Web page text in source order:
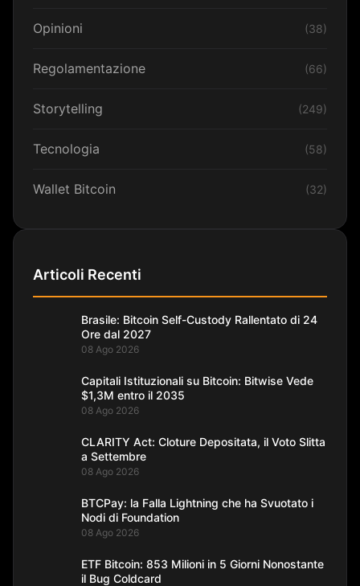
Opinioni (38)
Regolamentazione (66)
Storytelling (249)
Tecnologia (58)
Wallet Bitcoin (32)
Articoli Recenti
Brasile: Bitcoin Self-Custody Rallentato di 24
Ore dal 2027
08 Ago 2026
Capitali Istituzionali su Bitcoin: Bitwise Vede
$1,3M entro il 2035
08 Ago 2026
CLARITY Act: Cloture Depositata, il Voto Slitta
a Settembre
08 Ago 2026
BTCPay: la Falla Lightning che ha Svuotato i
Nodi di Foundation
08 Ago 2026
ETF Bitcoin: 853 Milioni in 5 Giorni Nonostante
il Bug Coldcard